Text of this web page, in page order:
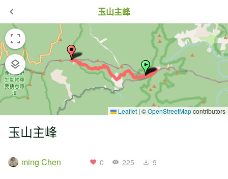
玉山主峰
Leaflet | ©OpenStreetMapcontributors
玉山主峰
ming Chen 0 225 9